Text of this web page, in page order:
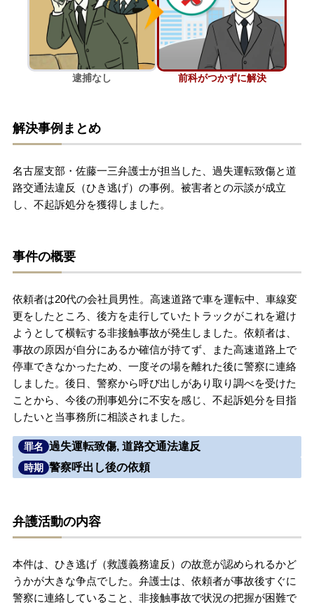
接見・面会を弁護士に依頼
刑事事件を示談で解決したい
弁護士紹介
弁護士費用
解決実績
ご依頼者からのお手紙
無料相談の口コミ評判
刑事事件について 知りたい方
刑事事件データベース
逮捕なし 前科がつかずに解決
解決事例まとめ
名古屋支部・佐藤一三弁護士が担当した、過失運転致傷と道
路交通法違反（ひき逃げ）の事例。被害者との示談が成立
し、不起訴処分を獲得しました。
事件の概要
依頼者は20代の会社員男性。高速道路で車を運転中、車線変
更をしたところ、後方を走行していたトラックがこれを避け
ようとして横転する非接触事故が発生しました。依頼者は、
事故の原因が自分にあるか確信が持てず、また高速道路上で
停車できなかったため、一度その場を離れた後に警察に連絡
しました。後日、警察から呼び出しがあり取り調べを受けた
ことから、今後の刑事処分に不安を感じ、不起訴処分を目指
したいと当事務所に相談されました。
罪名 過失運転致傷, 道路交通法違反
時期 警察呼出し後の依頼
弁護活動の内容
本件は、ひき逃げ（救護義務違反）の故意が認められるかど
うかが大きな争点でした。弁護士は、依頼者が事故後すぐに
警察に連絡していること、非接触事故で状況の把握が困難で